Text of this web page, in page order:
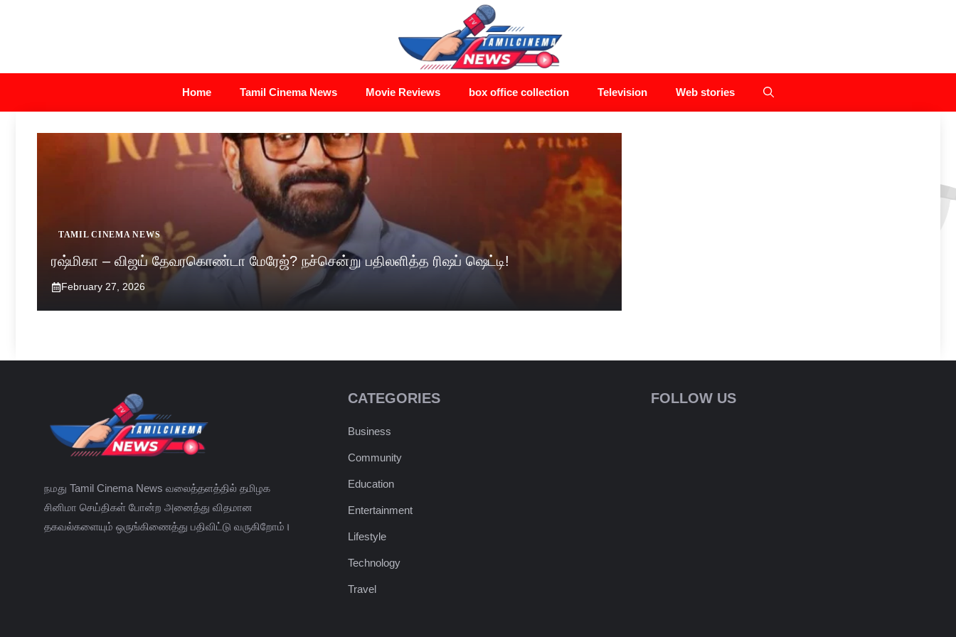
Home Tamil Cinema News Movie Reviews box office collection Television Web stories
TAMIL CINEMA NEWS
ரஷ்மிகா – விஜய் தேவரகொண்டா மேரேஜ்? நச்சென்று பதிலளித்த ரிஷப் ஷெட்டி!
February 27, 2026
நமது Tamil Cinema News வலைத்தளத்தில் தமிழக
சினிமா செய்திகள் போன்ற அனைத்து விதமான
தகவல்களையும் ஒருங்கிணைத்து பதிவிட்டு வருகிறோம்।
CATEGORIES
Business
Community
Education
Entertainment
Lifestyle
Technology
Travel
FOLLOW US